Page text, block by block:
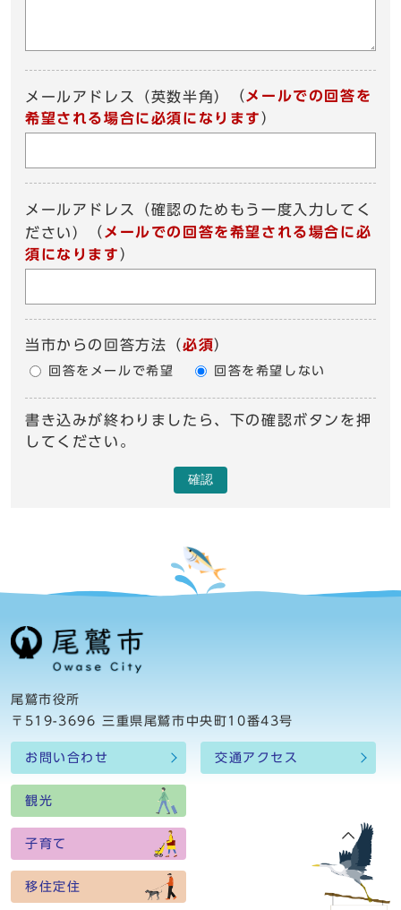
メールアドレス（英数半角） （ メールでの回答を
希望される場合に必須になります ）
メールアドレス（確認のためもう一度入力してく
ださい）
（ メールでの回答を希望される場合に必
須になります ）
当市からの回答方法 （必須）
回答をメールで希望 回答を希望しない
書き込みが終わりましたら、下の確認ボタンを押
してください。
確認
尾鷲市役所
〒519-3696 三重県尾鷲市中央町10番43号
お問い合わせ 交通アクセス
観光
子育て
移住定住